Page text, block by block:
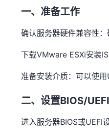
一、准备工作
确认服务器硬件兼容性
下载VMware ESXi安装
准备安装介质：可以使
二、设置BIOS/UEFI
进入服务器BIOS或UEFI设